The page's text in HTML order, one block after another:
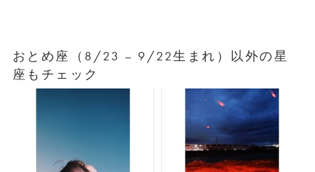
おとめ座（8/23 – 9/22生まれ）以外の星
座もチェック